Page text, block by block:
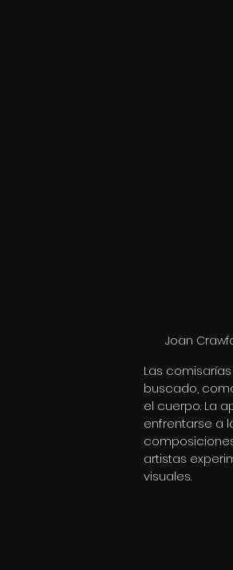
Joan
Las
buscado,
el cuerpo. La
enfrentarse a
artistas
visuales.